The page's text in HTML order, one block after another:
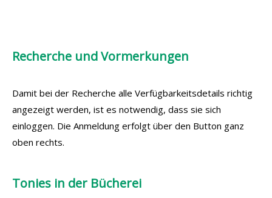
Recherche und Vormerkungen
Damit bei der Recherche alle Verfügbarkeitsdetails richtig
angezeigt werden, ist es notwendig, dass sie sich
einloggen. Die Anmeldung erfolgt über den Button ganz
oben rechts.
Tonies in der Bücherei